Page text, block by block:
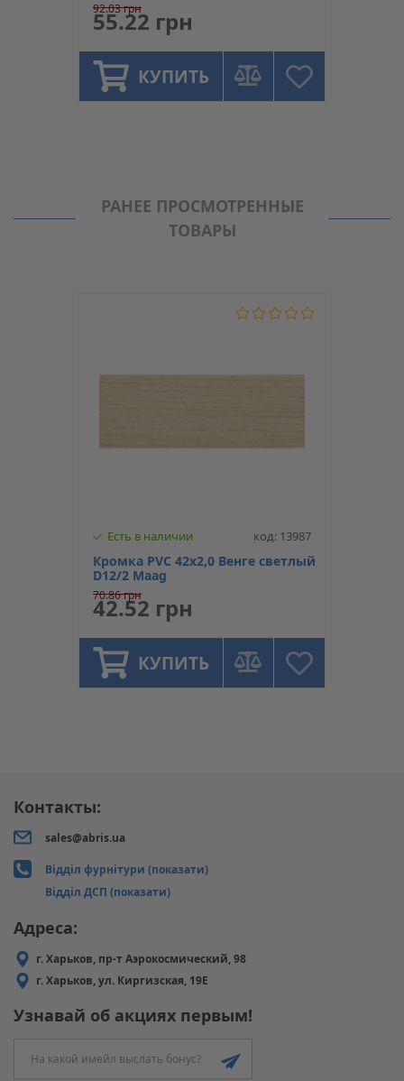
92.03 грн
55.22 грн
КУПИТЬ
РАНЕЕ ПРОСМОТРЕННЫЕ
ТОВАРЫ
Есть в наличии код: 13987
Кромка PVC 42х2,0 Венге светлый
D12/2 Maag
70.86 грн
42.52 грн
КУПИТЬ
Контакты:
sales@abris.ua
Відділ фурнітури (показати)
Відділ ДСП (показати)
Адреса:
г. Харьков, пр-т Аэрокосмический, 98
г. Харьков, ул. Киргизская, 19Е
Узнавай об акциях первым!